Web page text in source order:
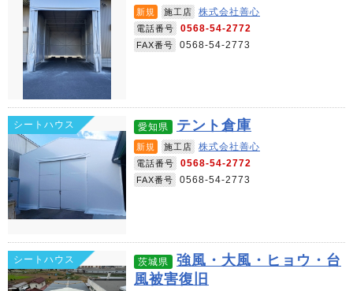
新規 施工店 株式会社善心
電話番号 0568-54-2772
FAX番号 0568-54-2773
シートハウス 愛知県 テント倉庫
新規 施工店 株式会社善心
電話番号 0568-54-2772
FAX番号 0568-54-2773
シートハウス 茨城県
強風・大風・ヒョウ・台
風被害復旧